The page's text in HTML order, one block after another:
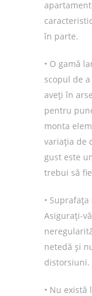
în parte.
• O gamă
scopul de
aveți în
pentru
monta
variația de
gust este
trebui să
•
Asigurați-
netedă și
distorsiuni.
• Nu